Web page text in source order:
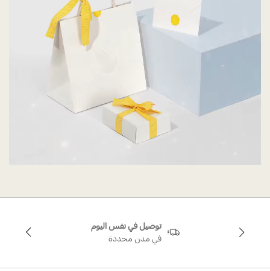
توصيل في نفس اليوم
في مدن محددة